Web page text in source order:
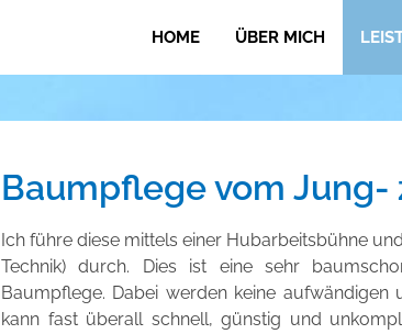
HOME ÜBER MICH
Baumpflege vom Jung-
Ich führe diese mittels einer Hubarbeitsbühne und
Technik) durch. Dies ist eine sehr
Baumpflege. Dabei werden keine
kann fast überall schnell, günstig und